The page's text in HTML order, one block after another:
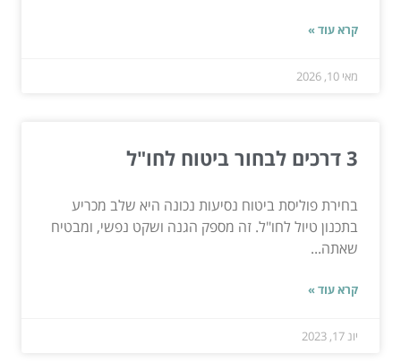
קרא עוד »
מאי 10, 2026
3 דרכים לבחור ביטוח לחו"ל
בחירת פוליסת ביטוח נסיעות נכונה היא שלב מכריע
בתכנון טיול לחו"ל. זה מספק הגנה ושקט נפשי, ומבטיח
שאתה...
קרא עוד »
יונ 17, 2023